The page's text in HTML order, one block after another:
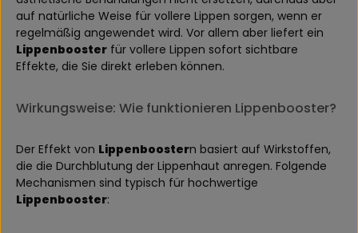
auf natürliche Weise für vollere Lippen sorgen, wenn er
regelmäßig angewendet wird. Vor allem aber liefert ein
Lippenbooster für vollere Lippen sofort sichtbare
Effekte, die Sie direkt erleben können.
Wirkungsweise: Wie funktionieren Lippenbooster?
Der Effekt von Lippenboostern basiert auf Wirkstoffen,
die die Durchblutung der Lippenhaut anregen. Folgende
Mechanismen sind typisch für hochwertige
Lippenbooster: